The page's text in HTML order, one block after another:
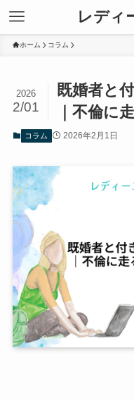
レディ
ホーム コラム
既婚者と
｜不倫に
2026
2/01
コラム 2026年2月1日